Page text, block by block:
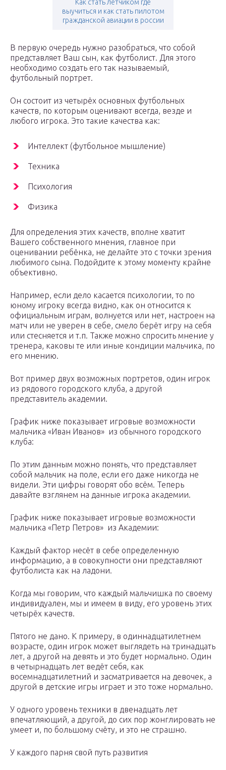
Как стать лётчиком где
выучиться и как стать пилотом
гражданской авиации в россии
В первую очередь нужно разобраться, что собой
представляет Ваш сын, как футболист. Для этого
необходимо создать его так называемый,
футбольный портрет.
Он состоит из четырёх основных футбольных
качеств, по которым оценивают всегда, везде и
любого игрока. Это такие качества как:
Интеллект (футбольное мышление)
Техника
Психология
Физика
Для определения этих качеств, вполне хватит
Вашего собственного мнения, главное при
оценивании ребёнка, не делайте это с точки зрения
любимого сына. Подойдите к этому моменту крайне
объективно.
Например, если дело касается психологии, то по
юному игроку всегда видно, как он относится к
официальным играм, волнуется или нет, настроен на
матч или не уверен в себе, смело берёт игру на себя
или стесняется и т.п. Также можно спросить мнение у
тренера, каковы те или иные кондиции мальчика, по
его мнению.
Вот пример двух возможных портретов, один игрок
из рядового городского клуба, а другой
представитель академии.
График ниже показывает игровые возможности
мальчика «Иван Иванов» из обычного городского
клуба:
По этим данным можно понять, что представляет
собой мальчик на поле, если его даже никогда не
видели. Эти цифры говорят обо всём. Теперь
давайте взглянем на данные игрока академии.
График ниже показывает игровые возможности
мальчика «Петр Петров» из Академии:
Каждый фактор несёт в себе определенную
информацию, а в совокупности они представляют
футболиста как на ладони.
Когда мы говорим, что каждый мальчишка по своему
индивидуален, мы и имеем в виду, его уровень этих
четырёх качеств.
Пятого не дано. К примеру, в одиннадцатилетнем
возрасте, один игрок может выглядеть на тринадцать
лет, а другой на девять и это будет нормально. Один
в четырнадцать лет ведёт себя, как
восемнадцатилетний и засматривается на девочек, а
другой в детские игры играет и это тоже нормально.
У одного уровень техники в двенадцать лет
впечатляющий, а другой, до сих пор жонглировать не
умеет и, по большому счёту, и это не страшно.
У каждого парня свой путь развития